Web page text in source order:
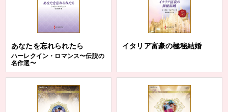
あなたを忘れられたら
ハーレクイン・ロマンス〜伝説の
名作選〜
イタリア富豪の極秘結婚